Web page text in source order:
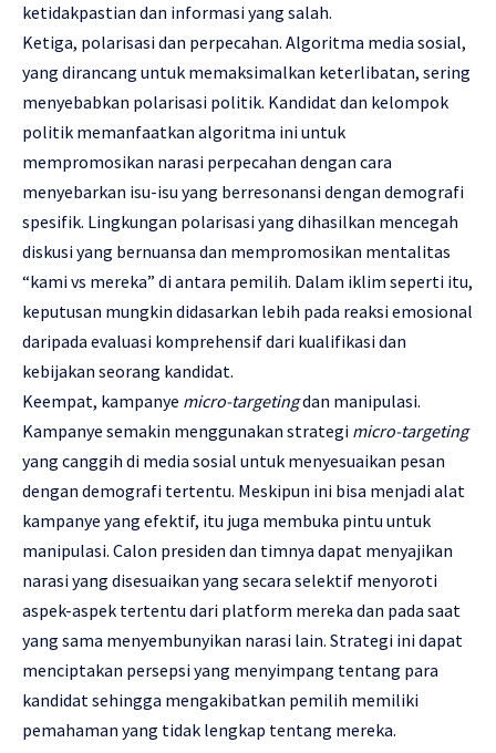
ketidakpastian dan informasi yang salah.
Ketiga, polarisasi dan perpecahan. Algoritma media sosial,
yang dirancang untuk memaksimalkan keterlibatan, sering
menyebabkan polarisasi politik. Kandidat dan kelompok
politik memanfaatkan algoritma ini untuk
mempromosikan narasi perpecahan dengan cara
menyebarkan isu-isu yang berresonansi dengan demografi
spesifik. Lingkungan polarisasi yang dihasilkan mencegah
diskusi yang bernuansa dan mempromosikan mentalitas
“kami vs mereka” di antara pemilih. Dalam iklim seperti itu,
keputusan mungkin didasarkan lebih pada reaksi emosional
daripada evaluasi komprehensif dari kualifikasi dan
kebijakan seorang kandidat.
Keempat, kampanye micro-targetingdan manipulasi.
Kampanye semakin menggunakan strategi micro-targeting
yang canggih di media sosial untuk menyesuaikan pesan
dengan demografi tertentu. Meskipun ini bisa menjadi alat
kampanye yang efektif, itu juga membuka pintu untuk
manipulasi. Calon presiden dan timnya dapat menyajikan
narasi yang disesuaikan yang secara selektif menyoroti
aspek-aspek tertentu dari platform mereka dan pada saat
yang sama menyembunyikan narasi lain. Strategi ini dapat
menciptakan persepsi yang menyimpang tentang para
kandidat sehingga mengakibatkan pemilih memiliki
pemahaman yang tidak lengkap tentang mereka.